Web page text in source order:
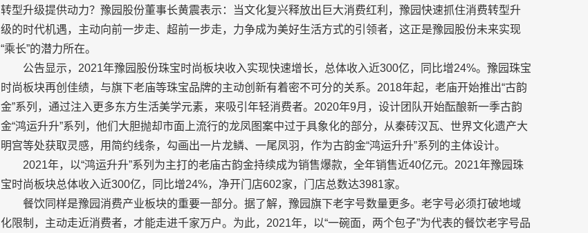
转型升级提供动力？豫园股份董事长黄震表示：当文化复兴释放出巨大消费红利，豫园快速抓住消费转型升
级的时代机遇，主动向前一步走、超前一步走，力争成为美好生活方式的引领者，这正是豫园股份未来实现
“乘长”的潜力所在。
公告显示，2021年豫园股份珠宝时尚板块收入实现快速增长，总体收入近300亿，同比增24%。豫园珠宝
时尚板块再创佳绩，与旗下老庙等珠宝品牌的主动创新有着密不可分的关系。2018年起，老庙开始推出“古韵
金”系列，通过注入更多东方生活美学元素，来吸引年轻消费者。2020年9月，设计团队开始酝酿新一季古韵
金“鸿运升升”系列，他们大胆抛却市面上流行的龙凤图案中过于具象化的部分，从秦砖汉瓦、世界文化遗产大
明宫等处获取灵感，用简约线条，勾画出一片龙鳞、一尾凤羽，作为古韵金“鸿运升升”系列的主体设计。
2021年，以“鸿运升升”系列为主打的老庙古韵金持续成为销售爆款，全年销售近40亿元。2021年豫园珠
宝时尚板块总体收入近300亿，同比增24%，净开门店602家，门店总数达3981家。
餐饮同样是豫园消费产业板块的重要一部分。据了解，豫园旗下老字号数量更多。老字号必须打破地域
化限制，主动走近消费者，才能走进千家万户。为此，2021年，以“一碗面，两个包子”为代表的餐饮老字号品